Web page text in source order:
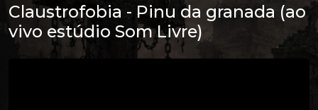
Claustrofobia - Pinu da granada (ao
vivo estúdio Som Livre)